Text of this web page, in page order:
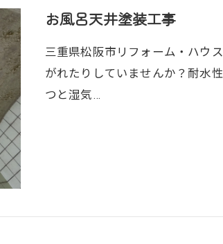
お風呂天井塗装工事
三重県松阪市リフォーム・ハウ
がれたりしていませんか？耐水
つと湿気…